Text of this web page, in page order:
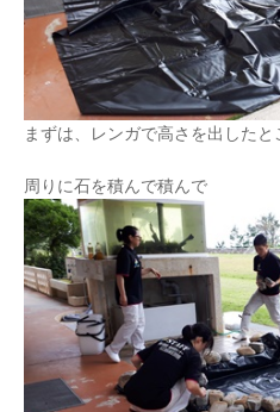
まずは、レンガで高さを出したと
周りに石を積んで積んで